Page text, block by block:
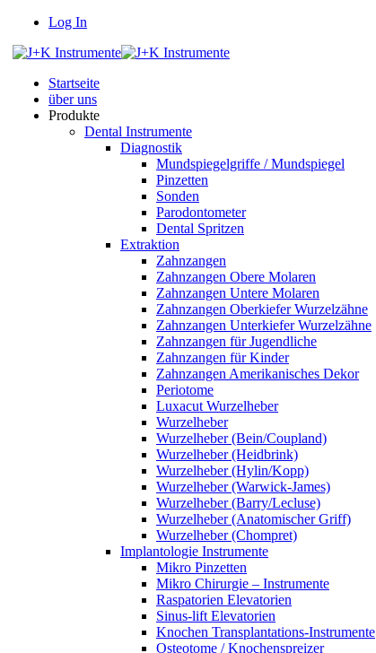
Log In
Startseite
über uns
Produkte
Dental Instrumente
Diagnostik
Mundspiegelgriffe / Mundspiegel
Pinzetten
Sonden
Parodontometer
Dental Spritzen
Extraktion
Zahnzangen
Zahnzangen Obere Molaren
Zahnzangen Untere Molaren
Zahnzangen Oberkiefer Wurzelzähne
Zahnzangen Unterkiefer Wurzelzähne
Zahnzangen für Jugendliche
Zahnzangen für Kinder
Zahnzangen Amerikanisches Dekor
Periotome
Luxacut Wurzelheber
Wurzelheber
Wurzelheber (Bein/Coupland)
Wurzelheber (Heidbrink)
Wurzelheber (Hylin/Kopp)
Wurzelheber (Warwick-James)
Wurzelheber (Barry/Lecluse)
Wurzelheber (Anatomischer Griff)
Wurzelheber (Chompret)
Implantologie Instrumente
Mikro Pinzetten
Mikro Chirurgie – Instrumente
Raspatorien Elevatorien
Sinus-lift Elevatorien
Knochen Transplantations-Instrumente
Osteotome / Knochenspreizer